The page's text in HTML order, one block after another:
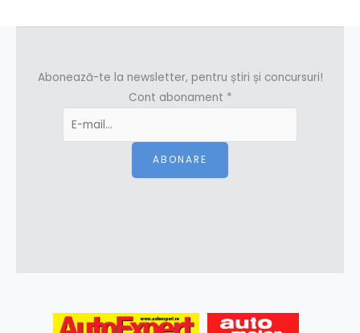
Abonează-te la newsletter, pentru știri și concursuri!
Cont abonament *
ABONARE